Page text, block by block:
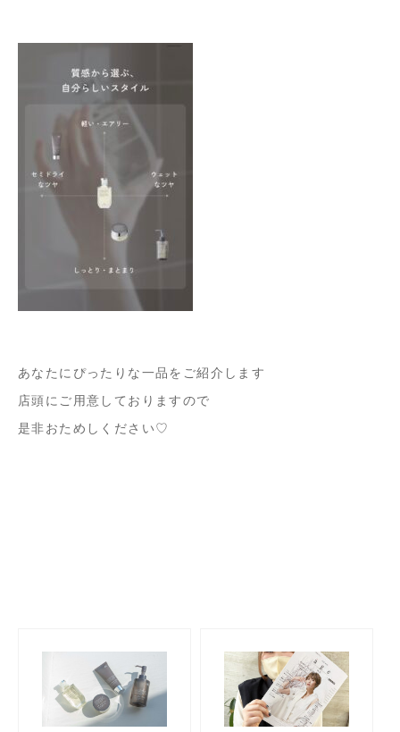
あなたにぴったりな一品をご紹介します
店頭にご用意しておりますので
是非おためしください♡